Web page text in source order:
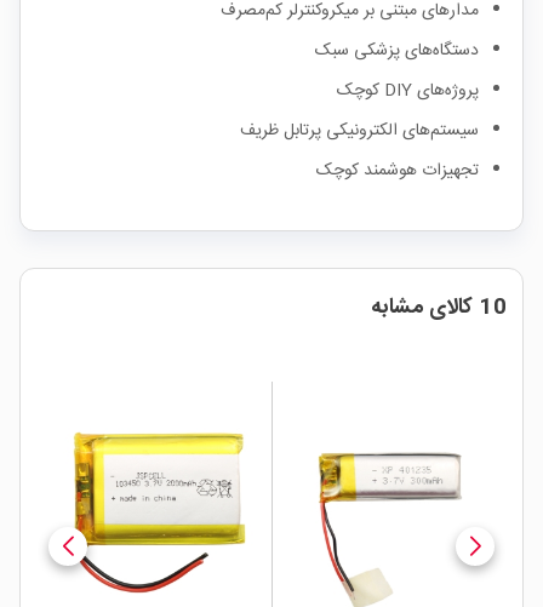
مدارهای مبتنی بر میکروکنترلر کم‌مصرف
دستگاه‌های پزشکی سبک
پروژه‌های DIY کوچک
سیستم‌های الکترونیکی پرتابل ظریف
تجهیزات هوشمند کوچک
10 کالای مشابه